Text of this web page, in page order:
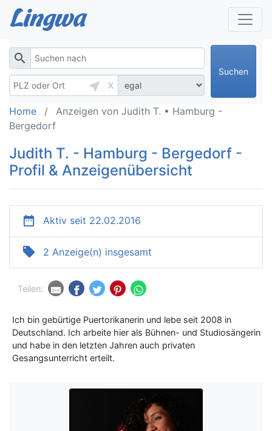
search
near_me
X
Suchen
Home
Anzeigen von Judith T. • Hamburg -
Bergedorf
Judith T. - Hamburg - Bergedorf -
Profil & Anzeigenübersicht
date_range Aktiv seit 22.02.2016
local_offer 2 Anzeige(n) insgesamt
Teilen:
Ich bin gebürtige Puertorikanerin und lebe seit 2008 in
Deutschland. Ich arbeite hier als Bühnen- und Studiosängerin
und habe in den letzten Jahren auch privaten
Gesangsunterricht erteilt.